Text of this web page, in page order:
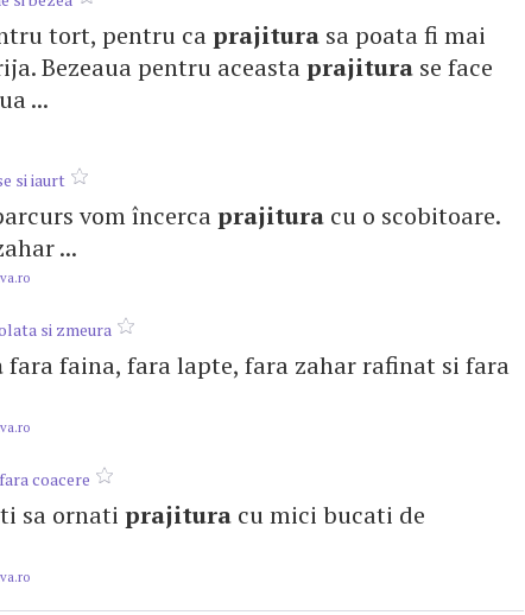
tort, pentru caprajitura sa poata fi mai
Bezeaua pentru aceastaprajitura se face
...
si iaurt
vom încercaprajitura cu o scobitoare.
...
si zmeura
fara faina, fara lapte, fara zahar rafinat si fara
coacere
sa ornati prajitura cu mici bucati de